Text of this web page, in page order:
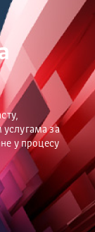
услугама за
у процесу